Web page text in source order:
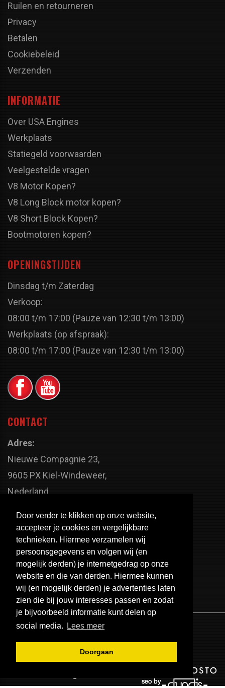
Door verder te klikken op onze website,
accepteer je cookies en vergelijkbare
technieken. Hiermee verzamelen wij
persoonsgegevens en volgen wij (en
mogelijk derden) je internetgedrag op onze
website en die van derden. Hiermee kunnen
wij (en mogelijk derden) je advertenties laten
zien die bij jouw interesses passen en zodat
je bijvoorbeeld informatie kunt delen op
social media.
Lees meer
Doorgaan
Ruilen en retourneren
Privacy
Betalen
Cookiebeleid
Verzenden
INFORMATIE
Over USA Engines
Werkplaats
Statiegeld voorwaarden
Veelgestelde vragen
V8 Motor Kopen?
V8 Long Block motor kopen?
V8 Short Block Kopen?
Bootmotoren kopen?
OPENINGSTIJDEN
Dinsdag t/m Zaterdag
Verkoop:
08:00 t/m 17:00 (Pauze van 12:30 t/m 13:00)
Werkplaats (op afspraak):
08:00 t/m 17:00 (Pauze van 12:30 t/m 13:00)
CONTACT
Adres:
Nieuwe Compagnie 23,
9605 PX Kiel-Windeweer,
Nederland
+31 598 - 320 402
Telefoonnummer:
+31 598 - 350 330
Email:
info@usa-engines.com